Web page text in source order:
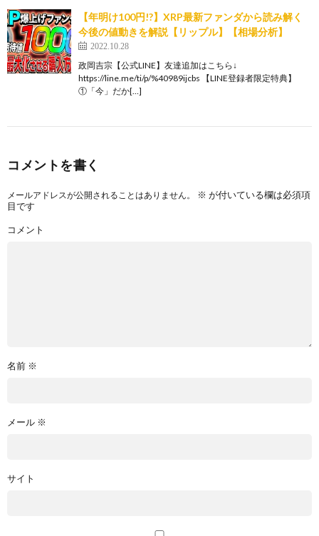
【年明け100円!?】XRP最新ファンダから読み解く
今後の値動きを解説【リップル】【相場分析】
2022.10.28
政岡吉宗【公式LINE】友達追加はこちら↓
https://line.me/ti/p/%40989ijcbs 【LINE登録者限定特典】
①「今」だか[…]
コメントを書く
メールアドレスが公開されることはありません。 ※ が付いている欄は必須項
目です
コメント
名前 ※
メール ※
サイト